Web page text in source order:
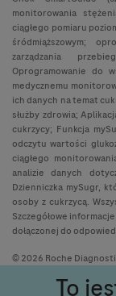
monitorowania
ciągłego pomiaru
śródmiąższowym;
zarządzania
Oprogramowanie do
medycznemu
ich danych na temat
służby zdrowia;
cukrzycy; Funkcja
odczytu wartości
ciągłego
analizie danych
Dzienniczka mySugr,
osoby z cukrzycą.
Szczegółowe
dołączonej do
© 2026 Roche
To